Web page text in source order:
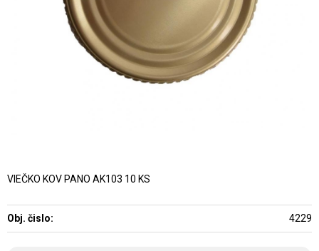
VIEČKO KOV PANO AK103 10 KS
Obj. čislo: 4229